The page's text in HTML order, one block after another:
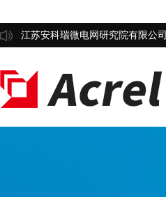
江苏安科瑞微电网研究院有限公司